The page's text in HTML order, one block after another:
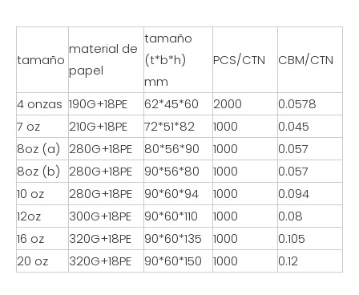
tamaño
material de
papel
tamaño
(t*b*h)
mm
PCS/CTN CBM/CTN
4 onzas 190G+18PE 62*45*60 2000
0.0578
7 oz
210G+18PE 72*51*82 1000
0.045
8oz (a)
280G+18PE 80*56*90 1000
0.057
8oz (b)
280G+18PE 90*56*80 1000
0.057
10 oz
280G+18PE 90*60*94 1000
0.094
12oz
300G+18PE 90*60*110 1000
0.08
16 oz
320G+18PE 90*60*135 1000
0.105
20 oz
320G+18PE 90*60*150 1000 0.12